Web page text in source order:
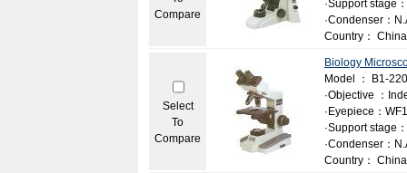
Compare
·Support stage
·Condenser：
Country： China
Select
To
Compare
Biology
Model ： B1-
·Objective ：
·Eyepiece：
·Support stage
·Condenser：
Country： China